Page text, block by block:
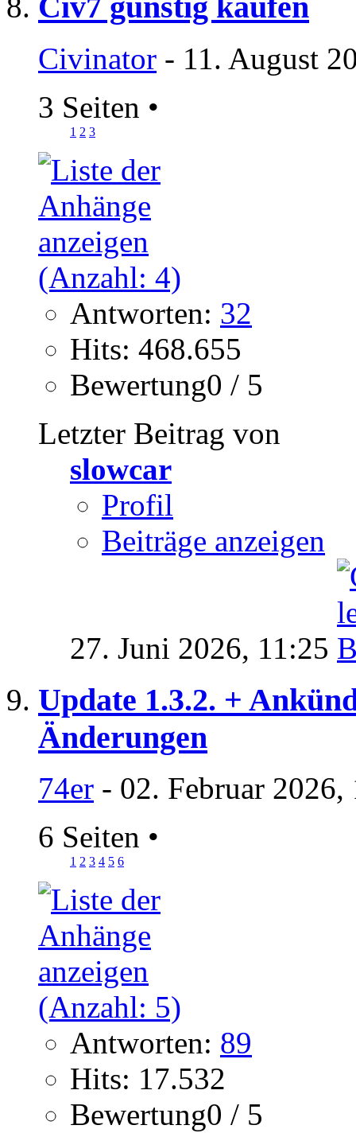
Civinator - 11. August
3 Seiten •
1 2 3
Antworten: 32
Hits: 468.655
Bewertung0 / 5
Letzter Beitrag von
slowcar
Profil
Beiträge anzeigen
27. Juni 2026, 11:25
Update 1.3.2. +
Änderungen
74er - 02. Februar
6 Seiten •
1 2 3 4 5 6
Antworten: 89
Hits: 17.532
Bewertung0 / 5